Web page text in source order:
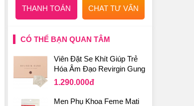
THANH TOÁN CHAT TƯ VẤN
CÓ THỂ BẠN QUAN TÂM
Viên Đặt Se Khít Giúp Trẻ
Hóa Âm Đạo Revirgin Gung
Bqcell Hàn Quốc
1.290.000đ
Men Phụ Khoa Feme Mati